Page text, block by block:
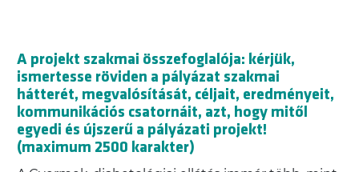
A projekt szakmai összefoglalója: kérjük,
ismertesse röviden a pályázat szakmai
hátterét, megvalósítását, céljait, eredményeit,
kommunikációs csatornáit, azt, hogy mitől
egyedi és újszerű a pályázati projekt!
(maximum 2500 karakter)